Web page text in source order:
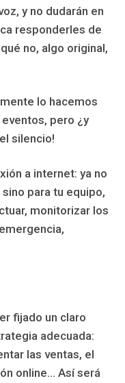
y no dudarán en
responderles de
no, algo original,
lo hacemos
pero ¿y
silencio!
a internet: ya no
para tu equipo,
monitorizar los
fijado un claro
adecuada:
las ventas, el
online… Así será